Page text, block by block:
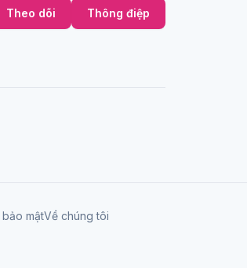
Theo dõi Thông điệp
mậtVề chúng tôi